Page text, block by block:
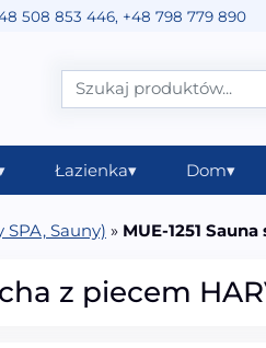
508 853 446, +48 798 779 890
Łazienka▾ Dom▾
SPA, Sauny) » MUE-1251
z piecem